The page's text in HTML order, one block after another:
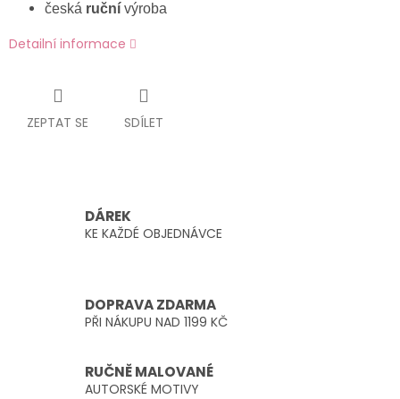
česká ruční výroba
Detailní informace
ZEPTAT SE SDÍLET
DÁREK
KE KAŽDÉ OBJEDNÁVCE
DOPRAVA ZDARMA
PŘI NÁKUPU NAD 1199 KČ
RUČNĚ MALOVANÉ
AUTORSKÉ MOTIVY